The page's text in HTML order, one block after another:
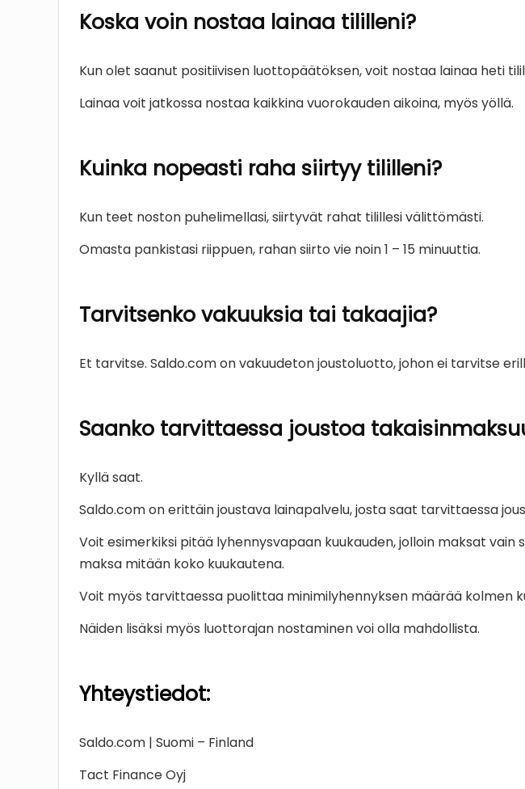
Koska voin nostaa lainaa tililleni?
Kun olet saanut positiivisen luottopäätöksen, voit nostaa lainaa heti
Lainaa voit jatkossa nostaa kaikkina vuorokauden aikoina, myös yöllä.
Kuinka nopeasti raha siirtyy tililleni?
Kun teet noston puhelimellasi, siirtyvät rahat tilillesi välittömästi.
Omasta pankistasi riippuen, rahan siirto vie noin 1 – 15 minuuttia.
Tarvitsenko vakuuksia tai takaajia?
Et tarvitse. Saldo.com on vakuudeton joustoluotto, johon ei tarvitse
Saanko tarvittaessa joustoa
Kyllä saat.
Saldo.com on erittäin joustava lainapalvelu, josta saat tarvittaessa
Voit esimerkiksi pitää lyhennysvapaan kuukauden, jolloin maksat
maksa mitään koko kuukautena.
Voit myös tarvittaessa puolittaa minimilyhennyksen määrää kolmen
Näiden lisäksi myös luottorajan nostaminen voi olla mahdollista.
Yhteystiedot:
Saldo.com | Suomi – Finland
Tact Finance Oyj